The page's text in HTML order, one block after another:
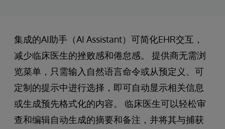
集成的AI助手（AI Assistant）可简化EHR交互，
减少临床医生的挫败感和倦怠感。 提供商无需浏
览菜单，只需输入自然语言命令或从预定义、可
定制的提示中进行选择，即可自动显示相关信息
或生成预先格式化的内容。 临床医生可以轻松审
查和编辑自动生成的摘要和备注，并将其与捕获